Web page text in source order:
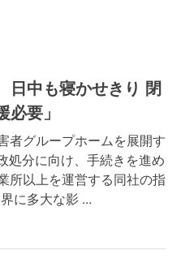
中も寝かせきり 閉
要」
者グループホームを展開す
処分に向け、手続きを進め
所以上を運営する同社の指
に多大な影 ...